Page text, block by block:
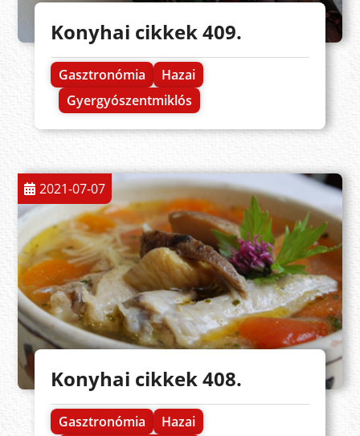
Konyhai cikkek 409.
Gasztronómia
Hazai
Gyergyószentmiklós
2021-07-07
Konyhai cikkek 408.
Gasztronómia
Hazai